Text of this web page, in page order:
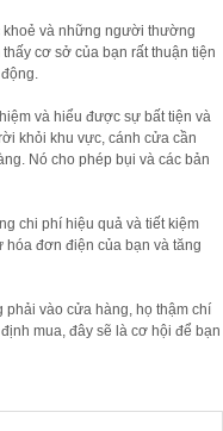
khoẻ và những người thường
thấy cơ sở của bạn rất thuận tiện
và hiểu được sự bất tiện và
khỏi khu vực, cánh cửa cần
Nó cho phép bụi và các bản
chi phí hiệu quả và tiết kiệm
đơn điện của bạn và tăng
phải vào cửa hàng, họ thậm chí
mua, đây sẽ là cơ hội để bạn